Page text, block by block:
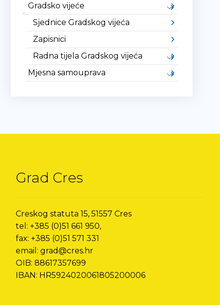
Gradsko vijeće
Sjednice Gradskog vijeća
Zapisnici
Radna tijela Gradskog vijeća
Mjesna samouprava
Grad Cres
Creskog statuta 15, 51557 Cres
tel: +385 (0)51 661 950,
fax: +385 (0)51 571 331
email: grad@cres.hr
OIB: 88617357699
IBAN: HR5924020061805200006